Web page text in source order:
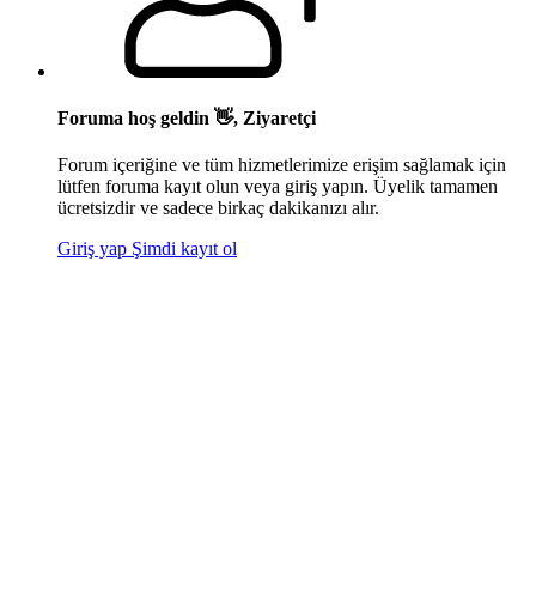
Foruma hoş geldin 👋, Ziyaretçi
Forum içeriğine ve tüm hizmetlerimize erişim sağlamak için
lütfen foruma kayıt olun veya giriş yapın. Üyelik tamamen
ücretsizdir ve sadece birkaç dakikanızı alır.
Giriş yap Şimdi kayıt ol